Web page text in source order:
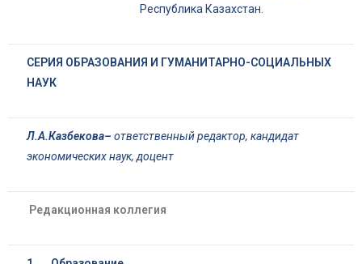
Республика Казахстан.
СЕРИЯ ОБРАЗОВАНИЯ И ГУМАНИТАРНО-СОЦИАЛЬНЫХ
НАУК
Л.А.Казбекова– ответственный редактор, кандидат
экономических наук, доцент
Редакционная коллегия